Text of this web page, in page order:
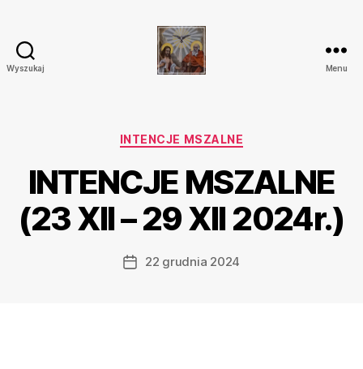
Wyszukaj
Trójcy
w
Ostrówku
Menu
Kategorie
INTENCJE MSZALNE
INTENCJE MSZALNE
(23 XII – 29 XII 2024r.)
Data22 grudnia 2024